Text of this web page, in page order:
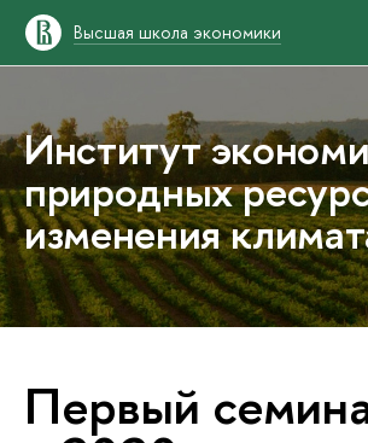
Высшая школа экономики
Институт
природных
изменения
Первый